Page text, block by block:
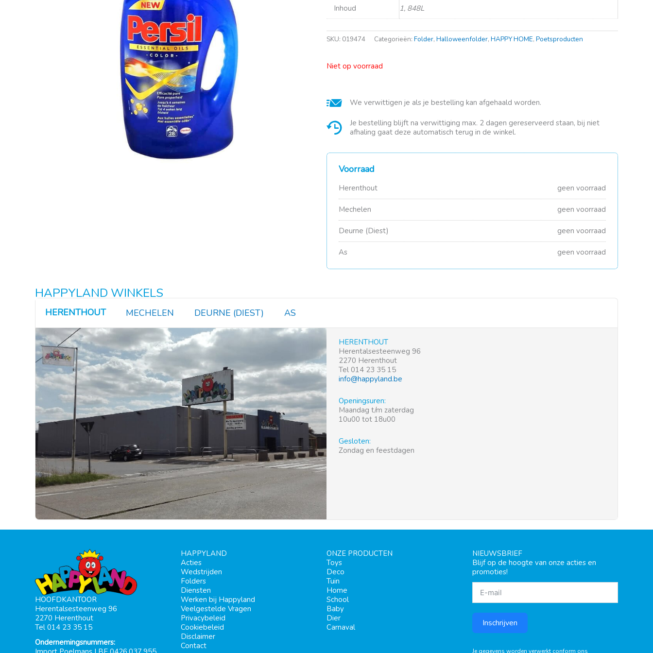
Inhoud 1, 848L
SKU: 019474 Categorieën: Folder, Halloweenfolder, HAPPY HOME, Poetsproducten
Niet op voorraad
We verwittigen je als je bestelling kan afgehaald worden.
Je bestelling blijft na verwittiging max. 2 dagen gereserveerd staan, bij niet
afhaling gaat deze automatisch terug in de winkel.
Voorraad
Herenthout geen voorraad
Mechelen geen voorraad
Deurne (Diest) geen voorraad
As geen voorraad
HAPPYLAND WINKELS
HERENTHOUT MECHELEN DEURNE (DIEST) AS
HERENTHOUT
Herentalsesteenweg 96
2270 Herenthout
Tel 014 23 35 15
info@happyland.be
Openingsuren:
Maandag t/m zaterdag
10u00 tot 18u00
Gesloten:
Zondag en feestdagen
HOOFDKANTOOR
Herentalsesteenweg 96
2270 Herenthout
Tel 014 23 35 15
Ondernemingsnummers:
HAPPYLAND
Acties
Wedstrijden
Folders
Diensten
Werken bij Happyland
Veelgestelde Vragen
Privacybeleid
Cookiebeleid
Disclaimer
Contact
ONZE PRODUCTEN
Toys
Deco
Tuin
Home
School
Baby
Dier
Carnaval
NIEUWSBRIEF
Blijf op de hoogte van onze acties en
promoties!
Inschrijven
Je gegevens worden verwerkt conform ons